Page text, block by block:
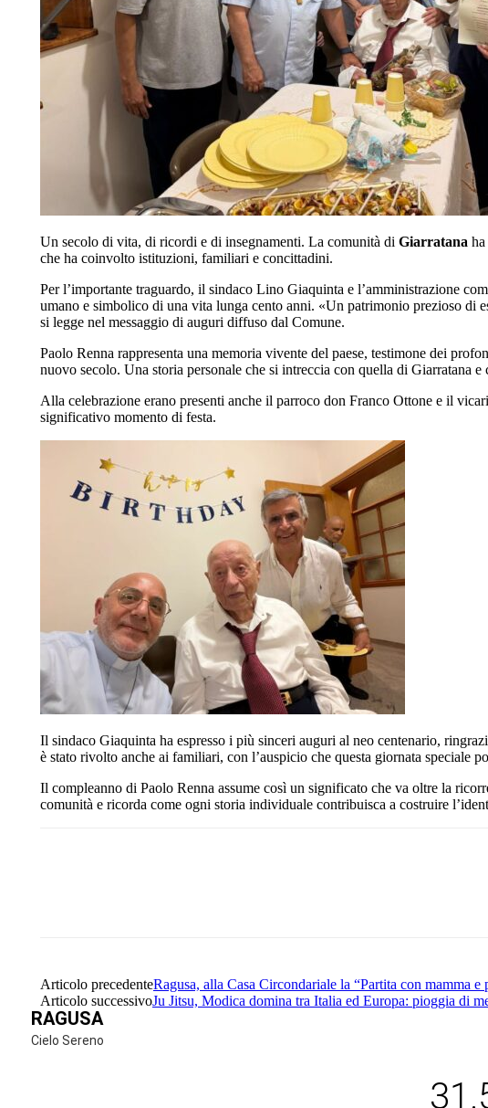
Un secolo di vita, di ricordi e di insegnamenti. La comunità di Giarratana
che ha coinvolto istituzioni, familiari e concittadini.
Per l’importante traguardo, il sindaco Lino Giaquinta e l’amministrazione
umano e simbolico di una vita lunga cento anni. «Un patrimonio prezioso di
si legge nel messaggio di auguri diffuso dal Comune.
Paolo Renna rappresenta una memoria vivente del paese, testimone dei
nuovo secolo. Una storia personale che si intreccia con quella di Giarratana
Alla celebrazione erano presenti anche il parroco don Franco Ottone e il
significativo momento di festa.
Il sindaco Giaquinta ha espresso i più sinceri auguri al neo centenario,
è stato rivolto anche ai familiari, con l’auspicio che questa giornata speciale
Il compleanno di Paolo Renna assume così un significato che va oltre la
comunità e ricorda come ogni storia individuale contribuisca a costruire
Articolo precedenteRagusa, alla Casa Circondariale la “Partita con mamma e
Articolo successivoJu Jitsu, Modica domina tra Italia ed Europa: pioggia di
RAGUSA
Cielo Sereno